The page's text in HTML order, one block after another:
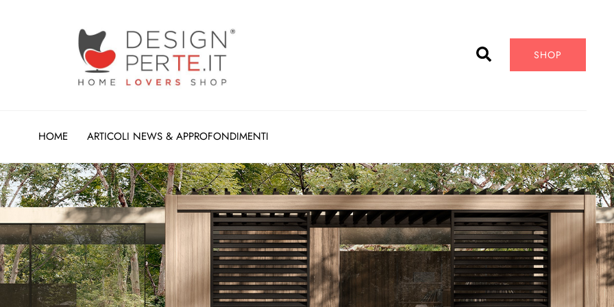
Cerca SHOP
HOME ARTICOLI NEWS & APPROFONDIMENTI